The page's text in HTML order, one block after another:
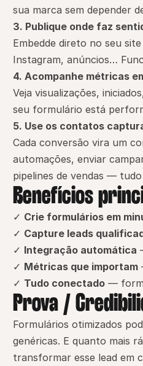
sua marca sem depender
3. Publique onde faz
Embedde direto no seu
Instagram, anúncios…
4. Acompanhe métricas
Veja visualizações,
seu formulário está
5. Use os contatos
Cada conversão vira um
automações, enviar
pipelines de vendas —
Benefícios
✓ Crie formulários em
✓ Capture leads
✓ Integração automática
✓ Métricas que importam
✓ Tudo conectado —
Prova /
Formulários otimizados
genéricas. E quanto mais
transformar esse lead em